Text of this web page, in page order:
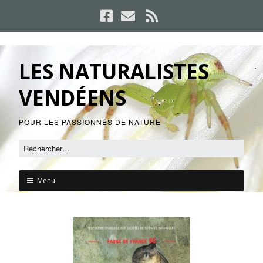
LES NATURALISTES
VENDÉENS
POUR LES PASSIONNÉS DE NATURE
Menu